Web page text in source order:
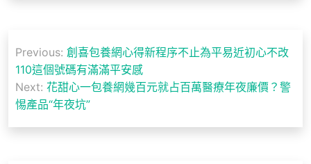
章
導
覽
Previous: 創喜包養網心得新程序不止為平易近初心不改
110這個號碼有滿滿平安感
Next: 花甜心一包養網幾百元就占百萬醫療年夜廉價？警
惕產品“年夜坑”